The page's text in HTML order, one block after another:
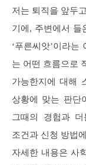
저는 퇴직을 앞두
기에, 주변에서 들
‘푸른씨앗’이라는
는 어떤 흐름으로
가능한지에 대해
상황에 맞는 판단
그때의 경험과 더
조건과 신청 방법
자세한 내용은 사